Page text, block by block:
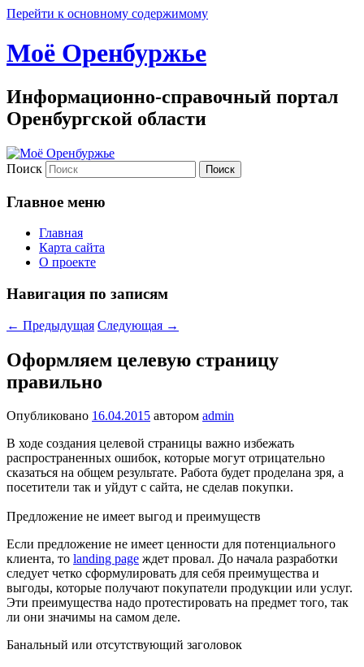
Перейти к основному содержимому
Моё Оренбуржье
Информационно-справочный портал
Оренбургской области
Поиск
Главное меню
Главная
Карта сайта
О проекте
Навигация по записям
← Предыдущая Следующая →
Оформляем целевую страницу
правильно
Опубликовано 16.04.2015 автором admin
В ходе создания целевой страницы важно избежать
распространенных ошибок, которые могут отрицательно
сказаться на общем результате. Работа будет проделана зря, а
посетители так и уйдут с сайта, не сделав покупки.
Предложение не имеет выгод и преимуществ
Если предложение не имеет ценности для потенциального
клиента, то landing page ждет провал. До начала разработки
следует четко сформулировать для себя преимущества и
выгоды, которые получают покупатели продукции или услуг.
Эти преимущества надо протестировать на предмет того, так
ли они значимы на самом деле.
Банальный или отсутствующий заголовок